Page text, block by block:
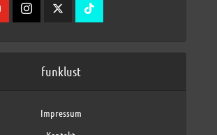
funklust
Impressum